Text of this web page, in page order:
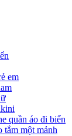
em
quần áo đi biển
tắm một mảnh